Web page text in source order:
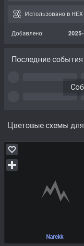
Цветовые схемы
Narekk
Добавлено:
Последние события